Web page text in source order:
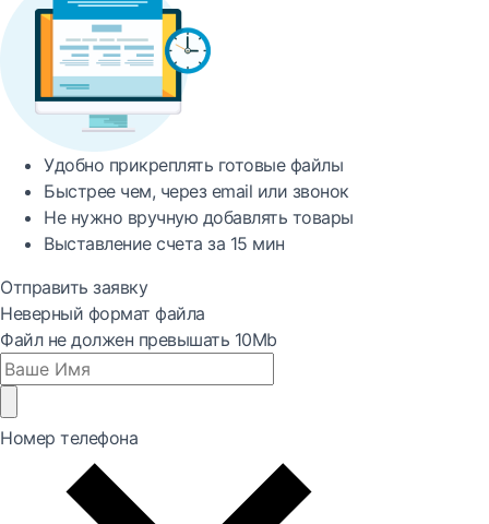
Удобно прикреплять готовые файлы
Быстреечем, через email или звонок
Не нужно вручную добавлять товары
Выставление счета за 15 мин
Отправить заявку
Неверный формат файла
Файл не должен превышать 10Mb
Номер телефона